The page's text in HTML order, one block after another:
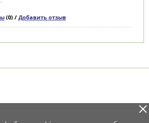
(0) / Добавить отзыв